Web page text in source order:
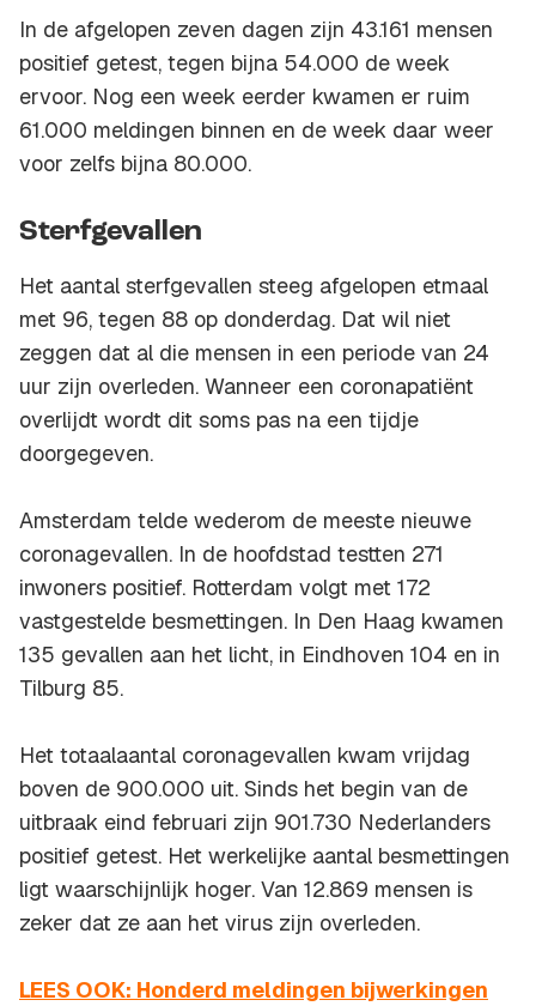
In de afgelopen zeven dagen zijn 43.161 mensen
positief getest, tegen bijna 54.000 de week
ervoor. Nog een week eerder kwamen er ruim
61.000 meldingen binnen en de week daar weer
voor zelfs bijna 80.000.
Sterfgevallen
Het aantal sterfgevallen steeg afgelopen etmaal
met 96, tegen 88 op donderdag. Dat wil niet
zeggen dat al die mensen in een periode van 24
uur zijn overleden. Wanneer een coronapatiënt
overlijdt wordt dit soms pas na een tijdje
doorgegeven.
Amsterdam telde wederom de meeste nieuwe
coronagevallen. In de hoofdstad testten 271
inwoners positief. Rotterdam volgt met 172
vastgestelde besmettingen. In Den Haag kwamen
135 gevallen aan het licht, in Eindhoven 104 en in
Tilburg 85.
Het totaalaantal coronagevallen kwam vrijdag
boven de 900.000 uit. Sinds het begin van de
uitbraak eind februari zijn 901.730 Nederlanders
positief getest. Het werkelijke aantal besmettingen
ligt waarschijnlijk hoger. Van 12.869 mensen is
zeker dat ze aan het virus zijn overleden.
LEES OOK: Honderd meldingen bijwerkingen